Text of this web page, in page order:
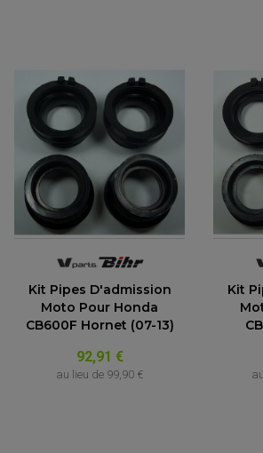
PARTIE CYCLE QUAD
AMORTISSEURS QUAD / SSV
BIELLETTES DE DIRECTION
Kit Pipes D'admission
Moto Pour Honda
CB600F Hornet (07-13)
92,91 €
au lieu de 99,90 €
Kit